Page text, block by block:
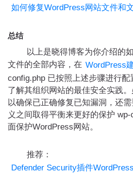
如何修复WordPress网站文件和
总结
以上是晓得博客为你介绍的如
文件的全部内容，在 WordPress
config.php 已按照上述步骤进行
了解其组织网站的最佳安全实践
以确保已正确修复已知漏洞，还
义之间取得平衡来更好的保护
面保护WordPress网站。
推荐：
Defender Security插件